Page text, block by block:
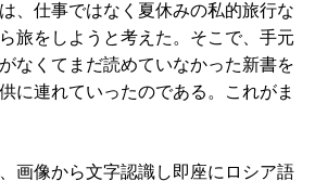
、仕事ではなく夏休みの私的旅行な
旅をしようと考えた。そこで、手元
なくてまだ読めていなかった新書を
に連れていったのである。これがま
画像から文字認識し即座にロシア語